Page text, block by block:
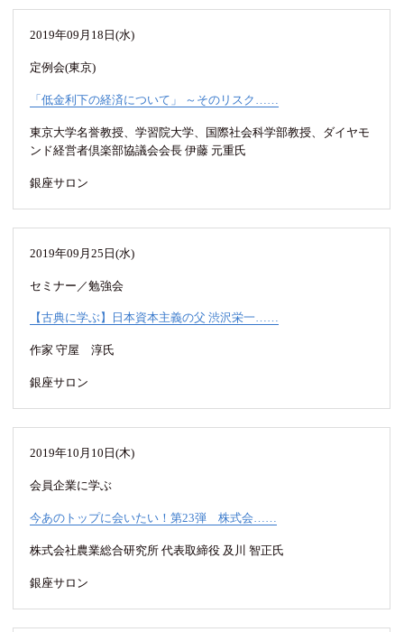
2019年09月18日(水)
定例会(東京)
「低金利下の経済について」 ～そのリスク……
東京大学名誉教授、学習院大学、国際社会科学部教授、ダイヤモ
ンド経営者倶楽部協議会会長 伊藤 元重氏
銀座サロン
2019年09月25日(水)
セミナー／勉強会
【古典に学ぶ】日本資本主義の父 渋沢栄一……
作家 守屋 淳氏
銀座サロン
2019年10月10日(木)
会員企業に学ぶ
今あのトップに会いたい！第23弾 株式会……
株式会社農業総合研究所 代表取締役 及川 智正氏
銀座サロン